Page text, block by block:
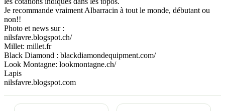
Je recommande vraiment Albarracin à tout le monde, débutant ou
non!!
Photo et news sur :
nilsfavre.blogspot.ch/
Millet: millet.fr
Black Diamond : blackdiamondequipment.com/
Look Montagne: lookmontagne.ch/
Lapis
nilsfavre.blogspot.com